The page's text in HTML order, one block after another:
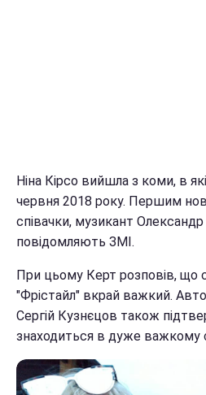
Ніна Кірсо вийшла з коми, в
червня 2018 року. Першим
співачки, музикант
повідомляють ЗМІ.
При цьому Керт розповів, що
"Фрістайл" вкрай важкий.
Сергій Кузнєцов також
знаходиться в дуже важкому